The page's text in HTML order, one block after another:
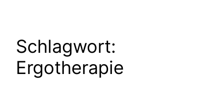
Schlagwort:
Ergotherapie